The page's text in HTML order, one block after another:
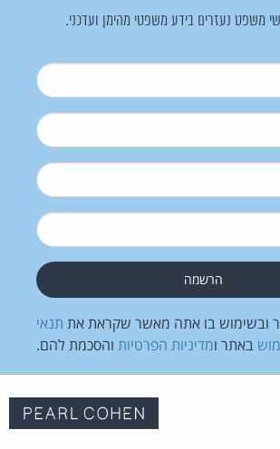
משפט נעזרים בידע משפטי מהימן ועדכני.
ובשימוש בו אתה מאשר שקראת את תנאי
באתר ומדיניות הפרטיות והסכמת להם.